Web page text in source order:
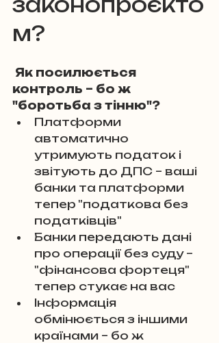
м?
контроль – бо ж
"боротьба з тінню"?
Платформи
автоматично
утримують податок і
звітують до ДПС – ваші
банки та платформи
тепер "податкова без
податківців"
Банки передають дані
про операції без суду –
"фінансова фортеця"
тепер стукає на вас
Інформація
обмінюється з іншими
країнами – бо ж